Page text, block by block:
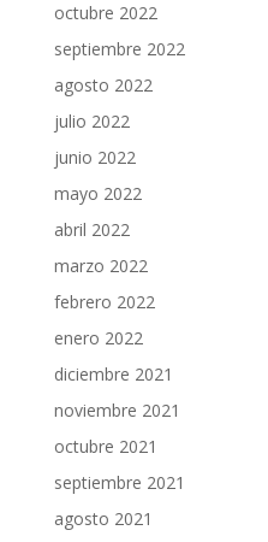
octubre 2022
septiembre 2022
agosto 2022
julio 2022
junio 2022
mayo 2022
abril 2022
marzo 2022
febrero 2022
enero 2022
diciembre 2021
noviembre 2021
octubre 2021
septiembre 2021
agosto 2021